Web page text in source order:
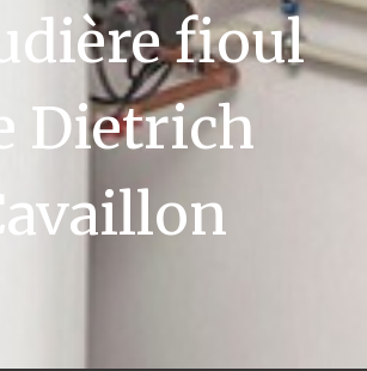
fioul
Dietrich